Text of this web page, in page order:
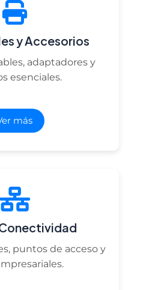
y Accesorios
adaptadores y
esenciales.
más
puntos de acceso y